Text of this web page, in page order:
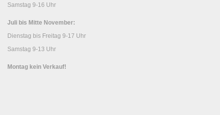
Samstag 9-16 Uhr
Juli bis Mitte November:
Dienstag bis Freitag 9-17 Uhr
Samstag 9-13 Uhr
Montag kein Verkauf!